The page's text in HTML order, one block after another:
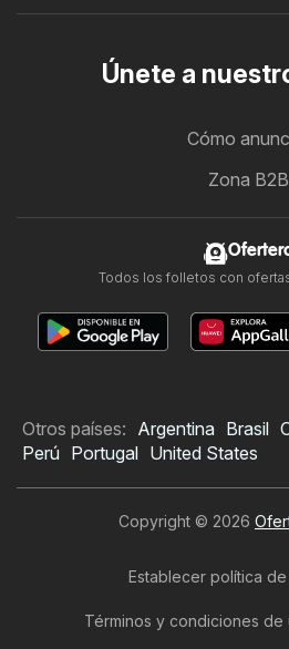
Únete a
Cómo
Zona B2B
Todos los folletos con
Otros países: Argentina Brasil
Perú Portugal United States
Copyright © 2026
Establecer política
Términos y condiciones